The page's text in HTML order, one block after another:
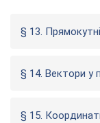
§ 13.
§ 14. Вектори у
§ 15.